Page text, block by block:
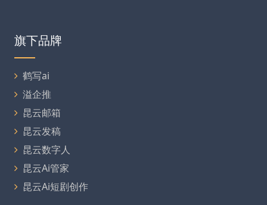
旗下品牌
鹤写ai
溢企推
昆云邮箱
昆云发稿
昆云数字人
昆云Ai管家
昆云Ai短剧创作